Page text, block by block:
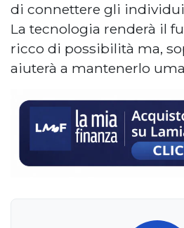
di connettere gli
La tecnologia renderà il
ricco di possibilità ma,
aiuterà a mantenerlo